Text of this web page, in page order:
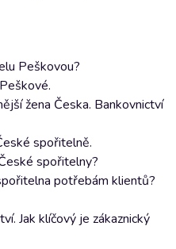
Peškovou?
žena Česka. Bankovnictví
spořitelně.
spořitelny?
potřebám klientů?
Jak klíčový je zákaznický